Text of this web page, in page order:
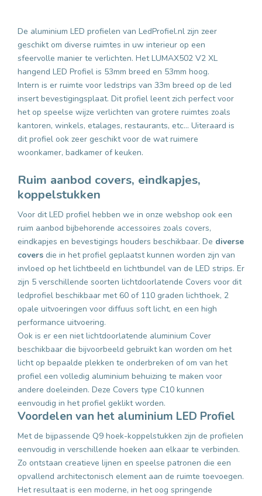
De aluminium LED profielen van LedProfiel.nl zijn zeer
geschikt om diverse ruimtes in uw interieur op een
sfeervolle manier te verlichten. Het LUMAX502 V2 XL
hangend LED Profiel is 53mm breed en 53mm hoog.
Intern is er ruimte voor ledstrips van 33m breed op de led
insert bevestigingsplaat. Dit profiel leent zich perfect voor
het op speelse wijze verlichten van grotere ruimtes zoals
kantoren, winkels, etalages, restaurants, etc... Uiteraard is
dit profiel ook zeer geschikt voor de wat ruimere
woonkamer, badkamer of keuken.
Ruim aanbod covers, eindkapjes,
koppelstukken
Voor dit LED profiel hebben we in onze webshop ook een
ruim aanbod bijbehorende accessoires zoals covers,
eindkapjes en bevestigings houders beschikbaar. De diverse
covers die in het profiel geplaatst kunnen worden zijn van
invloed op het lichtbeeld en lichtbundel van de LED strips. Er
zijn 5 verschillende soorten lichtdoorlatende Covers voor dit
ledprofiel beschikbaar met 60 of 110 graden lichthoek, 2
opale uitvoeringen voor diffuus soft licht, en een high
performance uitvoering.
Ook is er een niet lichtdoorlatende aluminium Cover
beschikbaar die bijvoorbeeld gebruikt kan worden om het
licht op bepaalde plekken te onderbreken of om van het
profiel een volledig aluminium behuizing te maken voor
andere doeleinden. Deze Covers type C10 kunnen
eenvoudig in het profiel geklikt worden.
Voordelen van het aluminium LED Profiel
Met de bijpassende Q9 hoek-koppelstukken zijn de profielen
eenvoudig in verschillende hoeken aan elkaar te verbinden.
Zo ontstaan creatieve lijnen en speelse patronen die een
opvallend architectonisch element aan de ruimte toevoegen.
Het resultaat is een moderne, in het oog springende